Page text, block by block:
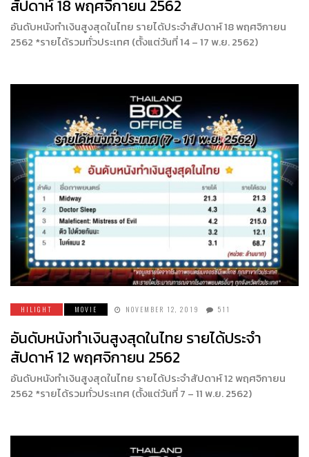
สัปดาห์ 18 พฤศจิกายน 2562
อันดับหนังทำเงินสูงสุดในไทย รายได้ประจำสัปดาห์ 18 พฤศจิกายน
2562 *รายได้รวมทั่วประเทศ (ตั้งแต่วันที่ 14 – 17 พ.ย. 2562)
HILIGHT MOVIE NOVEMBER 12, 2019 511
อันดับหนังทำเงินสูงสุดในไทย รายได้ประจำ
สัปดาห์ 12 พฤศจิกายน 2562
อันดับหนังทำเงินสูงสุดในไทย รายได้ประจำสัปดาห์ 12 พฤศจิกายน
2562 *รายได้รวมทั่วประเทศ (ตั้งแต่วันที่ 7 – 11 พ.ย. 2562)